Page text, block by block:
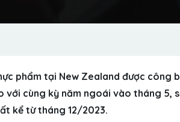
phẩm tại New Zealand được công
với cùng kỳ năm ngoái vào tháng 5,
kể từ tháng 12/2023.